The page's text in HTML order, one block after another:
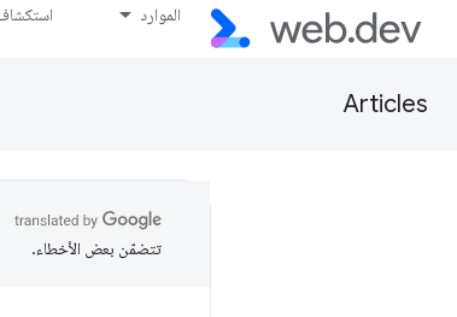
الموارد
Articles
تتضمّن بعض الأخطاء.